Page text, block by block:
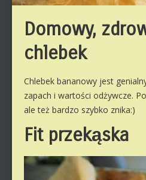
Domowy,
chlebek
Chlebek bananowy jest
zapach i wartości odżywcze.
ale też bardzo szybko znika:)
Fit przekąska